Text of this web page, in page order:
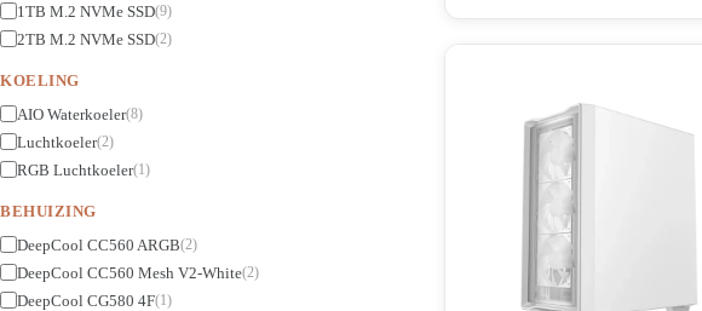
1TB M.2 NVMe SSD(9)
2TB M.2 NVMe SSD(2)
KOELING
AIO Waterkoeler(8)
Luchtkoeler(2)
RGB Luchtkoeler(1)
BEHUIZING
DeepCool CC560 ARGB(2)
DeepCool CC560 Mesh V2-White(2)
DeepCool CG580 4F(1)